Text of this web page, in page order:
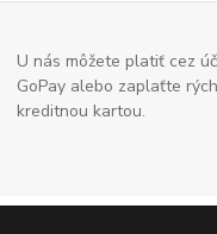
U nás môžete platiť cez
GoPay alebo zaplaťte
kreditnou kartou.